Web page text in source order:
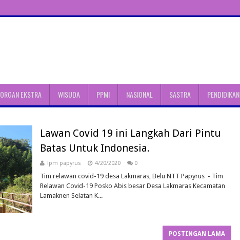
ORGAN EKSTRA WISUDA PPMI NASIONAL SASTRA PENDIDIKAN
Lawan Covid 19 ini Langkah Dari Pintu
Batas Untuk Indonesia.
lpm papyrus 4/20/2020 0
Tim relawan covid-19 desa Lakmaras, Belu NTT Papyrus - Tim
Relawan Covid-19 Posko Abis besar Desa Lakmaras Kecamatan
Lamaknen Selatan K...
POSTINGAN LAMA